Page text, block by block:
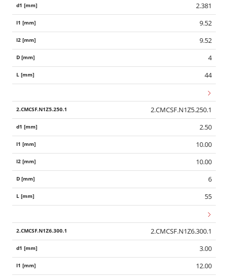
2.381
9.52
9.52
4
44
2.CMCSF.N1Z5.250.1
2.50
10.00
10.00
6
55
2.CMCSF.N1Z6.300.1
3.00
12.00